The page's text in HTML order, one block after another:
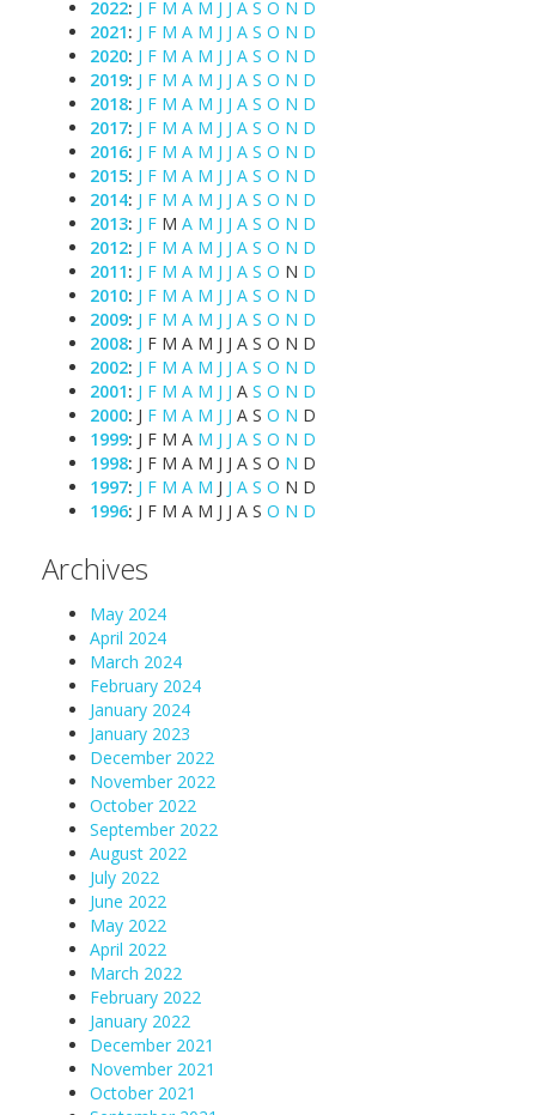
2022: J F M A M J J A S O N D
2021: J F M A M J J A S O N D
2020: J F M A M J J A S O N D
2019: J F M A M J J A S O N D
2018: J F M A M J J A S O N D
2017: J F M A M J J A S O N D
2016: J F M A M J J A S O N D
2015: J F M A M J J A S O N D
2014: J F M A M J J A S O N D
2013: J F M A M J J A S O N D
2012: J F M A M J J A S O N D
2011: J F M A M J J A S O N D
2010: J F M A M J J A S O N D
2009: J F M A M J J A S O N D
2008: J F M A M J J A S O N D
2002: J F M A M J J A S O N D
2001: J F M A M J J A S O N D
2000: J F M A M J J A S O N D
1999: J F M A M J J A S O N D
1998: J F M A M J J A S O N D
1997: J F M A M J J A S O N D
1996: J F M A M J J A S O N D
Archives
May 2024
April 2024
March 2024
February 2024
January 2024
January 2023
December 2022
November 2022
October 2022
September 2022
August 2022
July 2022
June 2022
May 2022
April 2022
March 2022
February 2022
January 2022
December 2021
November 2021
October 2021